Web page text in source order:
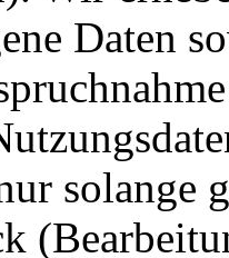
Daten
solange